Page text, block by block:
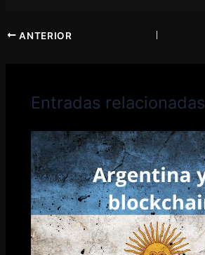
ANTERIOR
Entradas relacionadas